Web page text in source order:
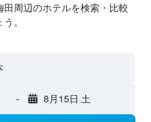
周辺のホテルを検索・比較
。
- 8月15日 土